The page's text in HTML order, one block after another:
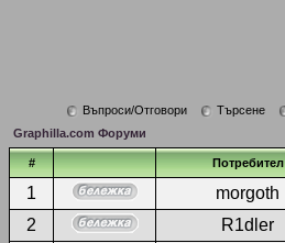
Въпроси/Отговори Търсене
Graphilla.com Форуми
# Потребител
1
morgoth
2
R1dler